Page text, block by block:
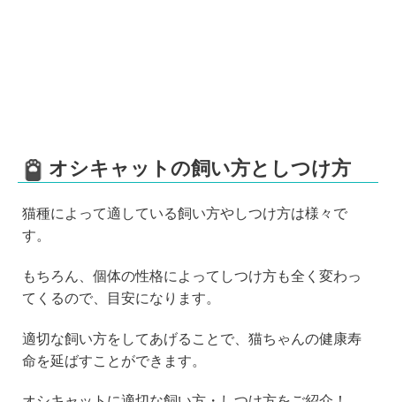
オシキャットの飼い方としつけ方
猫種によって適している飼い方やしつけ方は様々で
す。
もちろん、個体の性格によってしつけ方も全く変わっ
てくるので、目安になります。
適切な飼い方をしてあげることで、猫ちゃんの健康寿
命を延ばすことができます。